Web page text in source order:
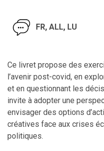
FR, ALL, LU
Ce livret propose des
l’avenir post-covid, en
et en questionnant les
invite à adopter une
envisager des options
créatives face aux crises
politiques.